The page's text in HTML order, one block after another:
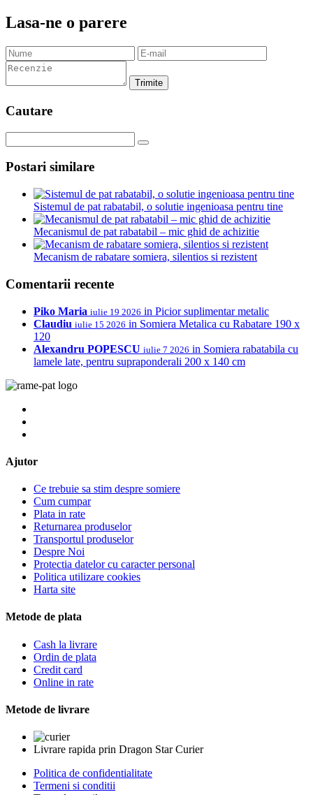
Lasa-ne o parere
Trimite
Cautare
Postari similare
Sistemul de pat rabatabil, o solutie ingenioasa pentru tine
Mecanismul de pat rabatabil – mic ghid de achizitie
Mecanism de rabatare somiera, silentios si rezistent
Comentarii recente
Piko Maria iulie 19 2026 in Picior suplimentar metalic
Claudiu iulie 15 2026 in Somiera Metalica cu Rabatare 190 x
120
Alexandru POPESCU iulie 7 2026 in Somiera rabatabila cu
lamele late, pentru supraponderali 200 x 140 cm
Ajutor
Ce trebuie sa stim despre somiere
Cum cumpar
Plata in rate
Returnarea produselor
Transportul produselor
Despre Noi
Protectia datelor cu caracter personal
Politica utilizare cookies
Harta site
Metode de plata
Cash la livrare
Ordin de plata
Credit card
Online in rate
Metode de livrare
Livrare rapida prin Dragon Star Curier
Politica de confidentialitate
Termeni si conditii